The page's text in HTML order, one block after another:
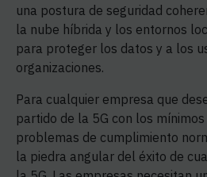
una postura de seguridad
la nube híbrida y los entornos
para proteger los datos y a los
organizaciones.
Para cualquier empresa que
partido de la 5G con los
problemas de cumplimiento
la piedra angular del éxito de